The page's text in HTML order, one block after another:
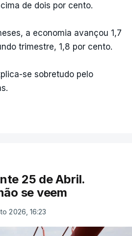
de dois por cento.
a economia avançou 1,7
trimestre, 1,8 por cento.
se sobretudo pelo
25 de Abril.
se veem
2026, 16:23